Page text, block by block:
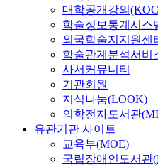
대학공개강의
학술정보통계시스
외국학술지지원센
학술관계분석서비
사서커뮤니티
기관회원
지식나눔(LOOK)
의학전자도서관
유관기관 사이트
교육부(MOE)
국립장애인도서관